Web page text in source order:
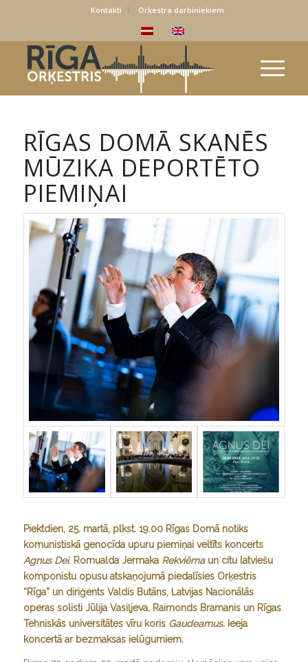
Kontakti Orķestra darbiniekiem
RĪGAS DOMĀ SKANĒS
MŪZIKA DEPORTĒTO
PIEMIŅAI
Piektdien, 25. martā, plkst. 19.00 Rīgas Domā notiks
komunistiskā genocīda upuru piemiņai veltīts koncerts
Agnus Dei. Romualda Jermaka Rekviēma un citu latviešu
komponistu opusu atskaņojumā piedalīsies Orķestris
“Rīga” un diriģents Valdis Butāns, Latvijas Nacionālās
operas solisti Jūlija Vasiļjeva, Raimonds Bramanis un Rīgas
Tehniskās universitātes vīru koris Gaudeamus. Ieeja
koncertā ar bezmaksas ielūgumiem.